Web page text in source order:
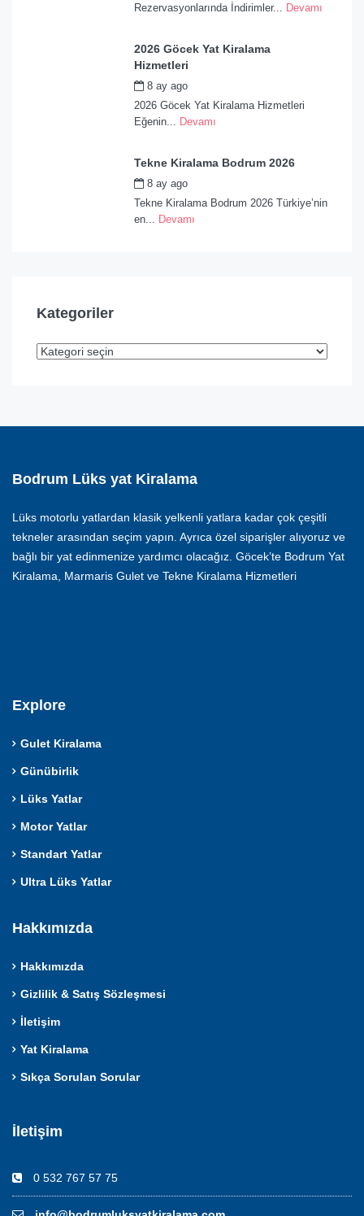
Rezervasyonlarında İndirimler... Devamı
2026 Göcek Yat Kiralama
Hizmetleri
8 ay ago
2026 Göcek Yat Kiralama Hizmetleri
Eğenin... Devamı
Tekne Kiralama Bodrum 2026
8 ay ago
Tekne Kiralama Bodrum 2026 Türkiye’nin
en... Devamı
Kategoriler
Bodrum Lüks yat Kiralama
Lüks motorlu yatlardan klasik yelkenli yatlara kadar çok çeşitli
tekneler arasından seçim yapın. Ayrıca özel siparişler alıyoruz ve
bağlı bir yat edinmenize yardımcı olacağız. Göcek’te Bodrum Yat
Kiralama, Marmaris Gulet ve Tekne Kiralama Hizmetleri
Explore
Gulet Kiralama
Günübirlik
Lüks Yatlar
Motor Yatlar
Standart Yatlar
Ultra Lüks Yatlar
Hakkımızda
Hakkımızda
Gizlilik & Satış Sözleşmesi
İletişim
Yat Kiralama
Sıkça Sorulan Sorular
İletişim
0 532 767 57 75